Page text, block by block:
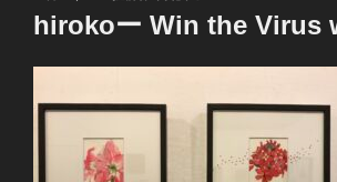
稿
日:
hirokoー Win the Virus